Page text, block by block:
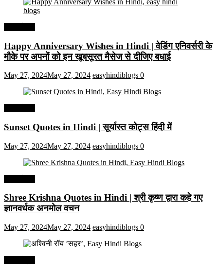
Happy Anniversary Wishes in Hindi | वेडिंग एनिवर्सरी के
मौके पर अपनों को इन खूबसूरत मैसेज से दीजिए बधाई
May 27, 2024May 27, 2024 easyhindiblogs 0
Sunset Quotes in Hindi | सूर्यास्त कोट्स हिंदी में
May 27, 2024May 27, 2024 easyhindiblogs 0
Shree Krishna Quotes in Hindi | श्री कृष्ण द्वारा कहे गए
ज्ञानवर्धक अनमोल वचन
May 27, 2024May 27, 2024 easyhindiblogs 0